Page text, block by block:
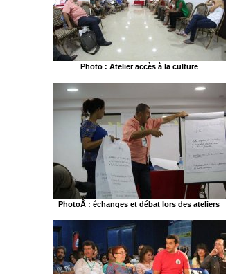
Photo : Atelier accès à la culture
PhotoÂ : échanges et débat lors des ateliers